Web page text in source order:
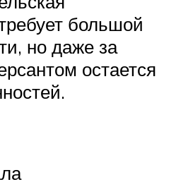
большой
но даже за
остается